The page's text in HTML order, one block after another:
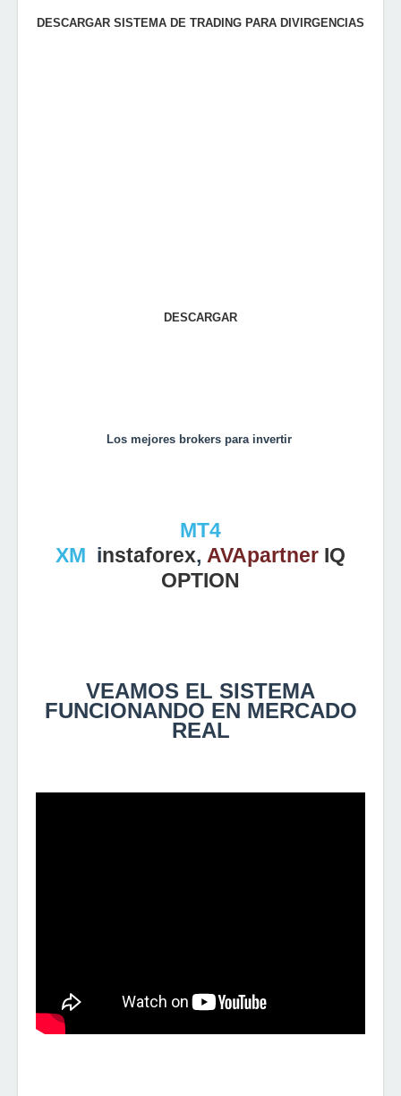
DESCARGAR SISTEMA DE TRADING PARA DIVIRGENCIAS
DESCARGAR
Los mejores brokers para invertir
MT4
XM instaforex, AVApartner IQ
OPTION
VEAMOS EL SISTEMA
FUNCIONANDO EN MERCADO
REAL